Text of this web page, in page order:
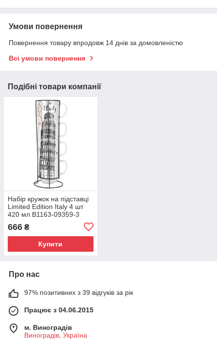
Умови повернення
Повернення товару впродовж 14 днів за домовленістю
Всі умови повернення
Подібні товари компанії
Набір кружок на підставці
Limited Edition Italy 4 шт
420 мл B1163-09359-3
666 ₴
Купити
Про нас
97% позитивних з 39 відгуків за рік
Працює з 04.06.2015
м. Виноградів
Виноградів, Україна